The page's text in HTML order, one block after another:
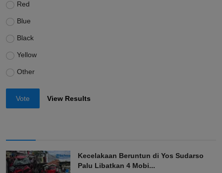
Red
Blue
Black
Yellow
Other
Vote View Results
Kecelakaan Beruntun di Yos Sudarso
Palu Libatkan 4 Mobi...